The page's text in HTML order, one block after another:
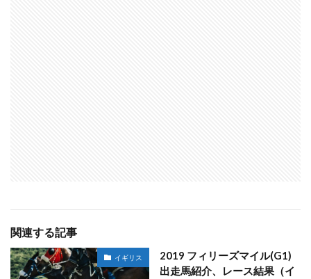
関連する記事
イギリス
2019 フィリーズマイル(G1)
出走馬紹介、レース結果（イ